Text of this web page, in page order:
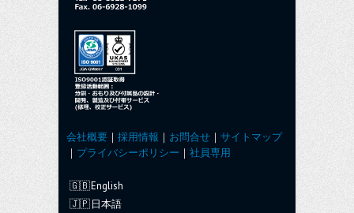
会社概要 ｜ 採用情報 ｜ お問合せ ｜ サイトマップ
｜ プライバシーポリシー ｜ 社員専用
English
日本語